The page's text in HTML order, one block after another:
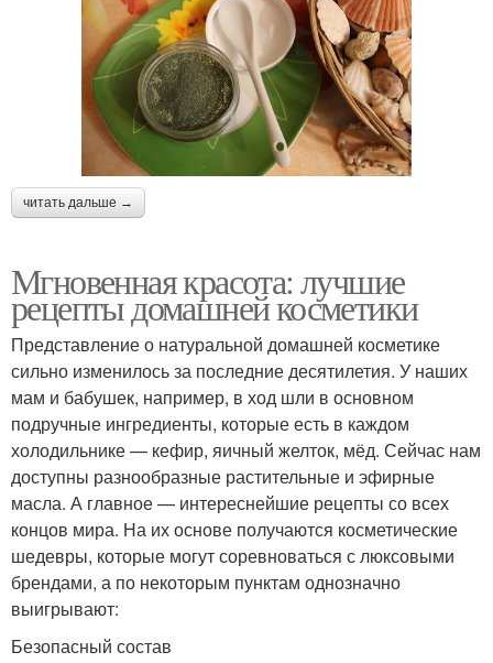
читать дальше →
Мгновенная красота: лучшие
рецепты домашней косметики
Представление о натуральной домашней косметике
сильно изменилось за последние десятилетия. У наших
мам и бабушек, например, в ход шли в основном
подручные ингредиенты, которые есть в каждом
холодильнике — кефир, яичный желток, мёд. Сейчас нам
доступны разнообразные растительные и эфирные
масла. А главное — интереснейшие рецепты со всех
концов мира. На их основе получаются косметические
шедевры, которые могут соревноваться с люксовыми
брендами, а по некоторым пунктам однозначно
выигрывают:
Безопасный состав